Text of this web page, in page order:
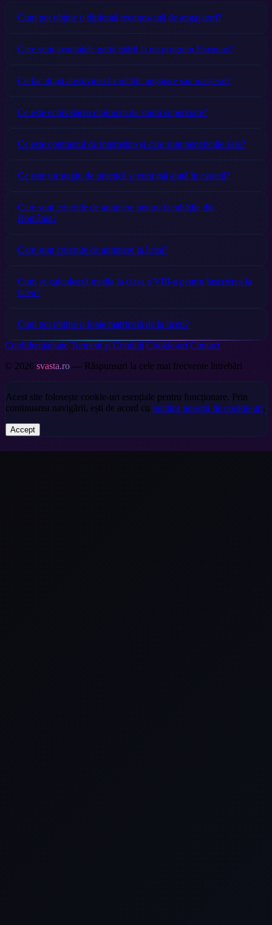
Cum pot obține o diplomă recunoscută de angajatori?
Care sunt avantajele participării la un program Erasmus?
Ce fac după absolvirea facultății: angajare sau masterat?
Ce este echivalarea diplomei de studii superioare?
Ce este contractul de internship și care sunt beneficiile sale?
Ce este un stagiu de practică și cum mă ajută în carieră?
Care sunt criteriile de admitere pentru facultățile din
România?
Care sunt criteriile de admitere la liceu?
Cum se calculează media la clasa a VIII-a pentru înscrierea la
liceu?
Cum pot obține o foaie matricolă de la liceu?
Confidențialitate Termeni și Condiții Cookie-uri Contact
© 2026 svasta.ro — Răspunsuri la cele mai frecvente întrebări
Acest site folosește cookie-uri esențiale pentru funcționare. Prin
continuarea navigării, ești de acord cu politica noastră de cookie-uri.
Accept